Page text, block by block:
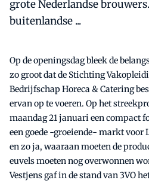
grote Nederlandse
buitenlandse ...
Op de openingsdag bleek de
zo groot dat de Stichting
Bedrijfschap Horeca & Catering
ervan op te voeren. Op het
maandag 21 januari een compact
een goede -groeiende- markt
en zo ja, waaraan moeten de
euvels moeten nog overwonnen
Vestjens gaf in de stand van 3VO